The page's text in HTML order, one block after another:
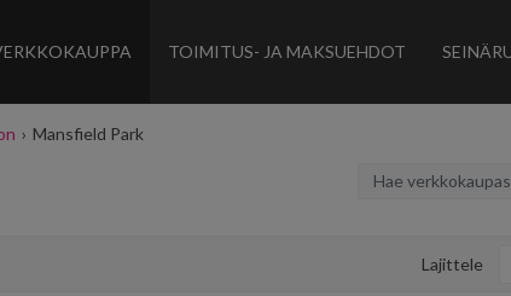
TOIMITUS- JA MAKSUEHDOT
› Mansfield Park
Lajittele